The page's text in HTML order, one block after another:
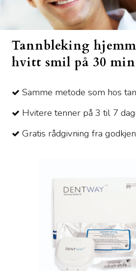
Tannbleking
hvitt smil på 30
Samme metode som hos
Hvitere tenner på 3 til 7
Gratis rådgivning fra